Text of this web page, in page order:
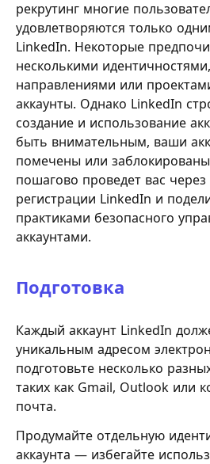
рекрутинг многие
удовлетворяются только
LinkedIn. Некоторые
несколькими
направлениями или
аккаунты. Однако LinkedIn
создание и использование
быть внимательным, ваши
помечены или
пошагово проведет вас через
регистрации LinkedIn и
практиками безопасного
аккаунтами.
Подготовка
Каждый аккаунт LinkedIn
уникальным адресом
подготовьте несколько
таких как Gmail, Outlook или
почта.
Продумайте отдельную
аккаунта — избегайте